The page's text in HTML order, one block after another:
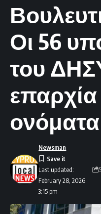
Οι 56
του
ονόματα
Last updated:
February 28, 2026
3:15 pm
Newsman